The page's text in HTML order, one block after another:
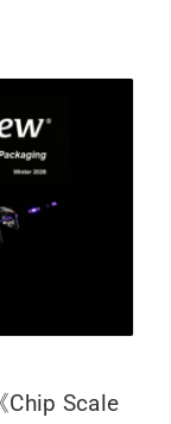
Chip Scale